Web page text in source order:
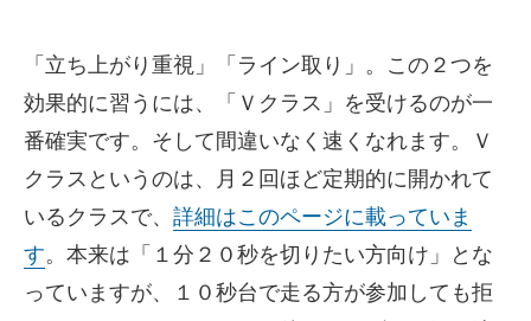
「立ち上がり重視」「ライン取り」。この２つを
効果的に習うには、「Ｖクラス」を受けるのが一
番確実です。そして間違いなく速くなれます。Ｖ
クラスというのは、月２回ほど定期的に開かれて
いるクラスで、 詳細はこのページに載っていま
す。本来は「１分２０秒を切りたい方向け」とな
っていますが、１０秒台で走る方が参加しても拒